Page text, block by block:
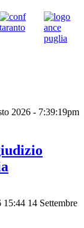
2026 - 7:39:19pm
15:44 14 Settembre